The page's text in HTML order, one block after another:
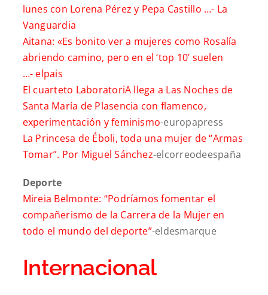
lunes con Lorena Pérez y Pepa Castillo …- La
Vanguardia
Aitana: «Es bonito ver a mujeres como Rosalía
abriendo camino, pero en el ‘top 10’ suelen
…- elpais
El cuarteto LaboratoriA llega a Las Noches de
Santa María de Plasencia con flamenco,
experimentación y feminismo-europapress
La Princesa de Éboli, toda una mujer de “Armas
Tomar”. Por Miguel Sánchez-elcorreodeespaña
Deporte
Mireia Belmonte: “Podríamos fomentar el
compañerismo de la Carrera de la Mujer en
todo el mundo del deporte”-eldesmarque
Internacional